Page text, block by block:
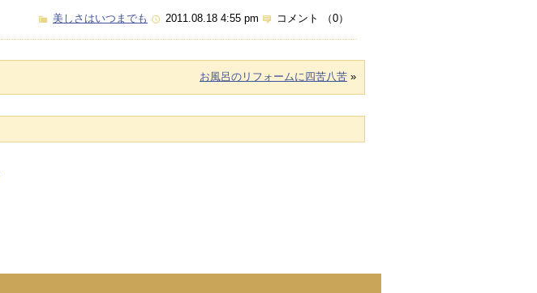
美しさはいつまでも 2011.08.18 4:55 pm コメント （0）
お風呂のリフォームに四苦八苦 »